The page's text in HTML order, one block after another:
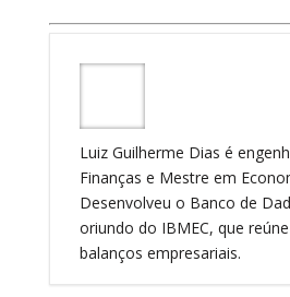
Luiz Guilherme Dias é
Finanças e Mestre em
Desenvolveu o Banco de
oriundo do IBMEC, que
balanços empresariais.